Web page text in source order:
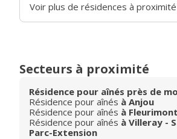
Voir plus de résidences à proximité
Secteurs à proximité
Résidence pour aînés près de
Résidence pour aînés à Anjou
Résidence pour aînés à Fleurimont
Résidence pour aînés à Villeray -
Parc-Extension